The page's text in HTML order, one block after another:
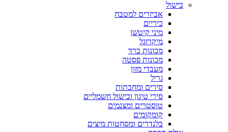
בישול
אביזרים למטבח
כיריים
מיני קיטשן
מיקרוגל
מכונות ברד
מכונות פסטה
מעבדי מזון
גריל
סירים ומחבתות
סירי טיגון ובישול חשמליים
טוסטרים ומצנמים
קומקומים
בלנדרים ומסחטות מיצים